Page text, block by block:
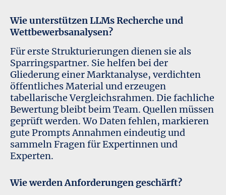
Wie unterstützen LLMs Recherche und
Wettbewerbsanalysen?
Für erste Strukturierungen dienen sie als
Sparringspartner. Sie helfen bei der
Gliederung einer Marktanalyse, verdichten
öffentliches Material und erzeugen
tabellarische Vergleichsrahmen. Die fachliche
Bewertung bleibt beim Team. Quellen müssen
geprüft werden. Wo Daten fehlen, markieren
gute Prompts Annahmen eindeutig und
sammeln Fragen für Expertinnen und
Experten.
Wie werden Anforderungen geschärft?